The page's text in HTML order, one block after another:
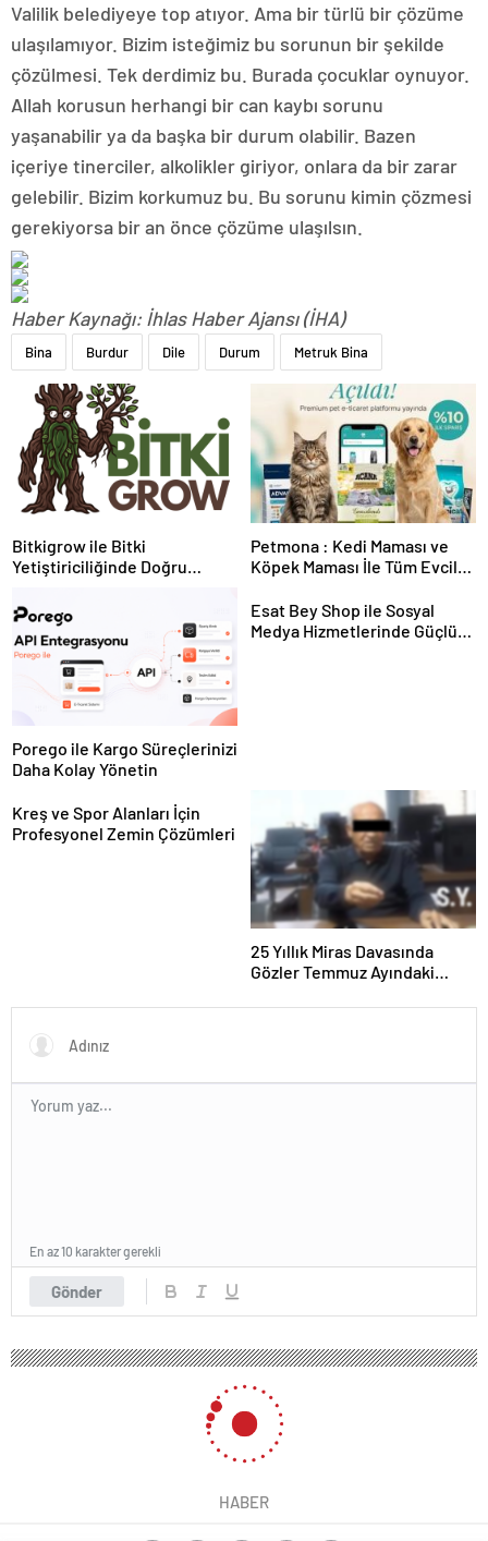
Valilik belediyeye top atıyor. Ama bir türlü bir çözüme
ulaşılamıyor. Bizim isteğimiz bu sorunun bir şekilde
çözülmesi. Tek derdimiz bu. Burada çocuklar oynuyor.
Allah korusun herhangi bir can kaybı sorunu
yaşanabilir ya da başka bir durum olabilir. Bazen
içeriye tinerciler, alkolikler giriyor, onlara da bir zarar
gelebilir. Bizim korkumuz bu. Bu sorunu kimin çözmesi
gerekiyorsa bir an önce çözüme ulaşılsın.
Haber Kaynağı: İhlas Haber Ajansı (İHA)
Bina Burdur Dile Durum Metruk Bina
Bitkigrow ile Bitki
Yetiştiriciliğinde Doğru
Petmona : Kedi Maması ve
Köpek Maması İle Tüm Evcil
Porego ile Kargo Süreçlerinizi
Daha Kolay Yönetin
Esat Bey Shop ile Sosyal
Medya Hizmetlerinde Güçlü
Kreş ve Spor Alanları İçin
Profesyonel Zemin Çözümleri
25 Yıllık Miras Davasında
Gözler Temmuz Ayındaki
Gönder
En az 10 karakter gerekli
HABER